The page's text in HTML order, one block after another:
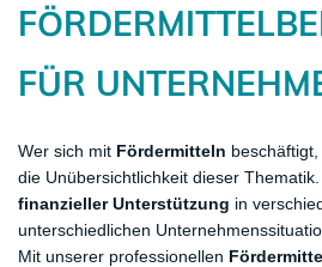
FÜR
Wer sich mit Fördermitteln
die Unübersichtlichkeit dieser
finanzieller Unterstützung in
unterschiedlichen
Mit unserer professionellen